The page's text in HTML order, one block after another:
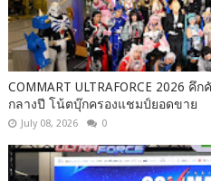
COMMART ULTRAFORCE 2026
กลางปี โน้ตบุ๊กครองแชมป์ยอดขาย
July 08, 2026 0